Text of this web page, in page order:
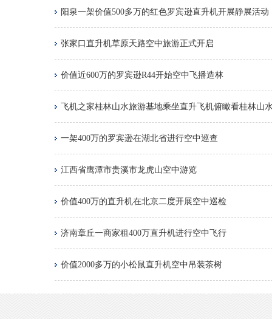
阳泉一架价值500多万的红色罗宾逊直升机开展静展活动
张家口直升机草原天路空中旅游正式开启
价值近600万的罗宾逊R44开始空中飞播造林
飞机之家桂林山水旅游基地乘坐直升飞机俯瞰看桂林山
一架400万的罗宾逊在湖北省进行空中巡查
江西省鹰潭市贵溪市龙虎山空中游览
价值400万的直升机在北京二度开展空中巡检
济南章丘一商家租400万直升机进行空中飞行
价值2000多万的小松鼠直升机空中吊装茶树